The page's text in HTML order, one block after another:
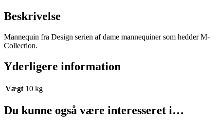
Grey
-
look
-
38
antal
Beskrivelse
Mannequin fra Design serien af dame mannequiner som hedder M-
Collection.
Yderligere information
Vægt 10 kg
Du kunne også være interesseret i…